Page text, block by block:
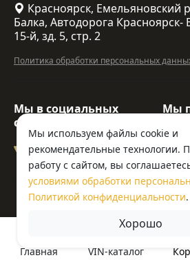
Главная VIN-каталог
Мы используем файлы cookie и
рекомендательные технологии.
работу с сайтом, вы
условиями обработки
Политикой конфиденциальности.
Хорошо
Красноярск, Емельяновский
Балка, Автодорога Красноярск-
15-й, зд. 5, стр. 2
Политика обработки персональных
Мы в социальных
сетях:
Мы
© ООО